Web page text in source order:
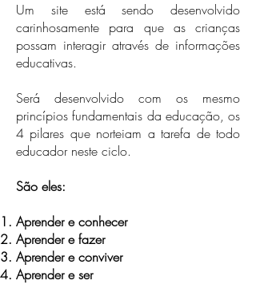
Um site está sendo desenvolvido
carinhosamente para que as crianças
possam interagir através de informações
educativas.
Será desenvolvido com os mesmo
princípios fundamentais da educação, os
4 pilares que norteiam a tarefa de todo
educador neste ciclo.
São eles:
Aprender e conhecer
Aprender e fazer
Aprender e conviver
Aprender e ser